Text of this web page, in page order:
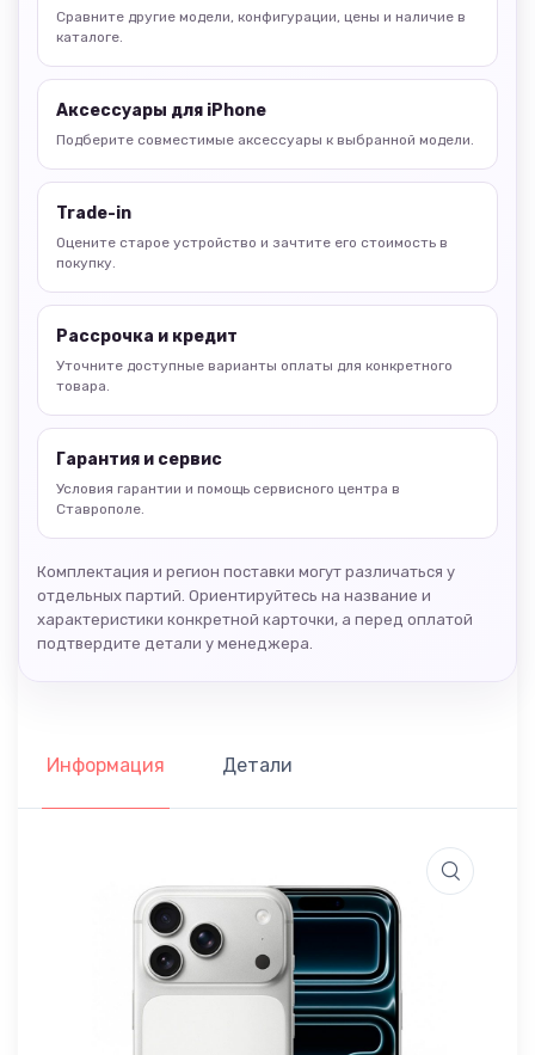
Сравните другие модели, конфигурации, цены и наличие в
каталоге.
Аксессуары для iPhone
Подберите совместимые аксессуары к выбранной модели.
Trade-in
Оцените старое устройство и зачтите его стоимость в
покупку.
Рассрочка и кредит
Уточните доступные варианты оплаты для конкретного
товара.
Гарантия и сервис
Условия гарантии и помощь сервисного центра в
Ставрополе.
Комплектация и регион поставки могут различаться у
отдельных партий. Ориентируйтесь на название и
характеристики конкретной карточки, а перед оплатой
подтвердите детали у менеджера.
Информация Детали